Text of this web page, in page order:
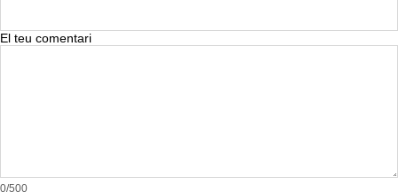
El teu comentari
0/500